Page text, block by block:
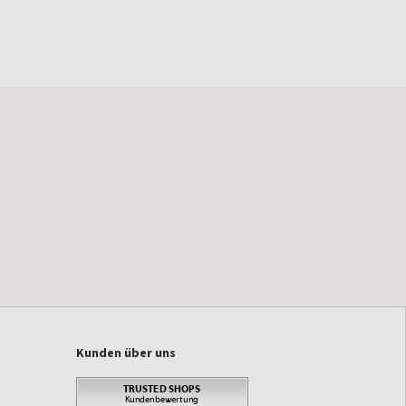
Kunden über uns